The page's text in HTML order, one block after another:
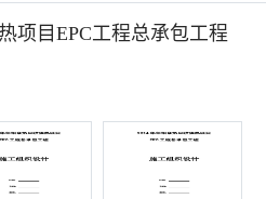
项目EPC工程总承包工程